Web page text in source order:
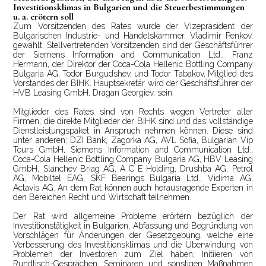
Investitionsklimas in Bulgarien und die Steuerbestimmungen
u. a. erötern soll
Zum Vorsitzenden des Rates wurde der Vizepräsident der
Bulgarischen Industrie- und Handelskammer, Vladimir Penkov,
gewählt. Stellvertretenden Vorsitzenden sind der Geschäftsführer
der Siemens Information and Communication Ltd., Franz
Hermann, der Direktor der Coca-Cola Hellenic Bottling Company
Bulgaria AG, Todor Burgudshev, und Todor Tabakov, Mitglied des
Vorstandes der BIHK. Hauptsekretär wird der Geschäftsführer der
HVB Leasing GmbH, Dragan Georgiev, sein.
Mitglieder des Rates sind von Rechts wegen Vertreter aller
Firmen, die direkte Mitglieder der BIHK sind und das vollständige
Dienstleistungspaket in Anspruch nehmen können. Diese sind
unter anderen: DZI Bank, Zagorka AG, AVL Sofia, Bulgarian Vip
Tours GmbH, Siemens Information and Communication Ltd.,
Coca-Cola Hellenic Bottling Company Bulgaria AG, HBV Leasing
GmbH, Slanchev Briag AG, A C E Holding, Drushba AG, Petrol
AG, Mobiltel EAG, SKF Bearings Bulgaria Ltd., Vidima AG,
Actavis AG. An dem Rat können auch herausragende Experten in
den Bereichen Recht und Wirtschaft teilnehmen.
Der Rat wird allgemeine Probleme erörtern bezüglich der
Investitionstätigkeit in Bulgarien; Abfassung und Begründung von
Vorschlägen für Änderungen der Gesetzgebung, welche eine
Verbesserung des Investitionsklimas und die Überwindung von
Problemen der Investoren zum Ziel haben; Initiieren von
Rundtisch-Gesprächen, Seminaren und sonstigen Maßnahmen